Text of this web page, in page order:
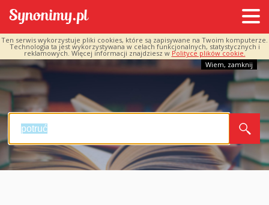
Ten serwis wykorzystuje pliki cookies, które są zapisywane na Twoim komputerze.
Technologia ta jest wykorzystywana w celach funkcjonalnych, statystycznych i
reklamowych. Więcej informacji znajdziesz w Polityce plików cookie.
Wiem, zamknij